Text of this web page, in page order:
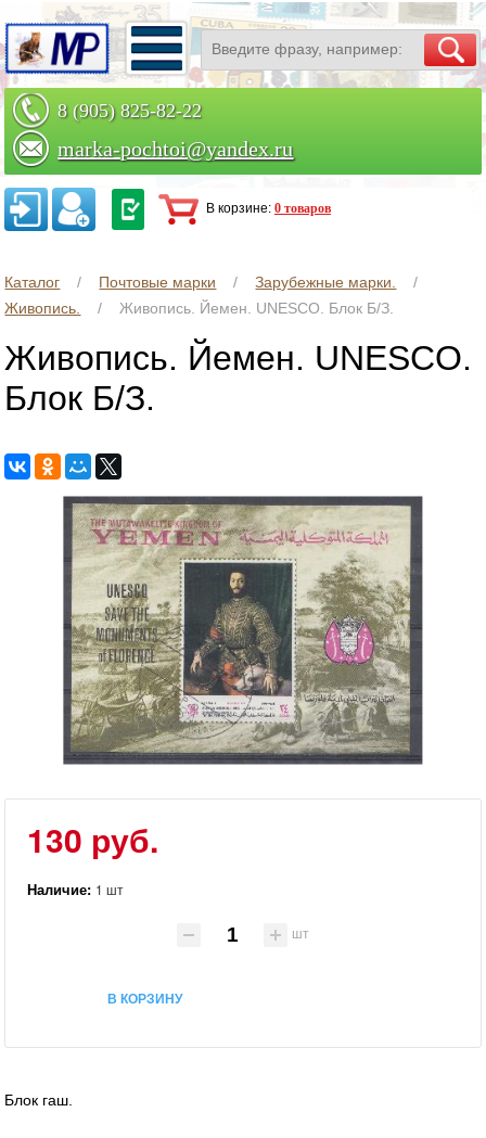
8 (905) 825-82-22
marka-pochtoi@yandex.ru
Заказать по телефону
В корзине: 0 товаров
Каталог Почтовые марки
Зарубежные марки.
Живопись.
Живопись. Йемен. UNESCO. Блок Б/З.
Живопись. Йемен. UNESCO.
Блок Б/З.
130 руб.
Наличие: 1 шт
шт
В КОРЗИНУ
Блок гаш.